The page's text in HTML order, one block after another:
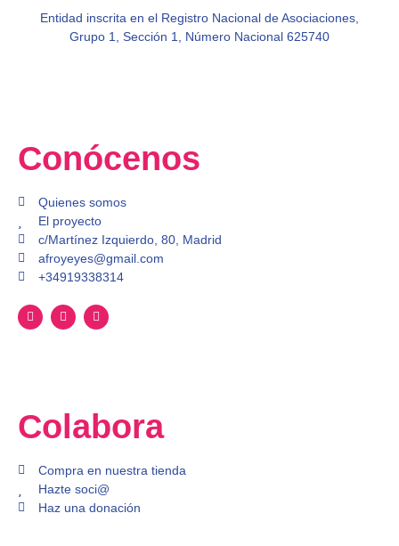
Entidad inscrita en el Registro Nacional de Asociaciones,
Grupo 1, Sección 1, Número Nacional 625740
Conócenos
Quienes somos
El proyecto
c/Martínez Izquierdo, 80, Madrid
afroyeyes@gmail.com
+34919338314
Colabora
Compra en nuestra tienda
Hazte soci@
Haz una donación